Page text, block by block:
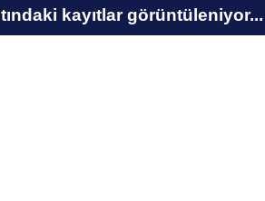
kayıtlar görüntüleniyor...